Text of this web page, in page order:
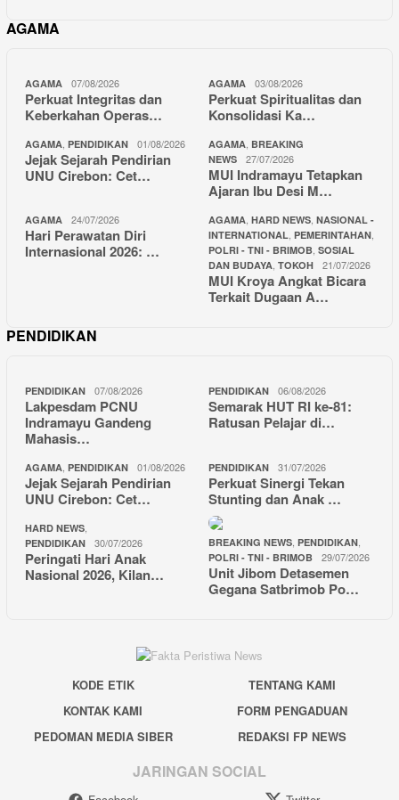
AGAMA
AGAMA 07/08/2026
Perkuat Integritas dan
Keberkahan Operas…
AGAMA 03/08/2026
Perkuat Spiritualitas dan
Konsolidasi Ka…
AGAMA PENDIDIKAN 01/08/2026
Jejak Sejarah Pendirian
UNU Cirebon: Cet…
AGAMA BREAKING
NEWS
27/07/2026
MUI Indramayu Tetapkan
Ajaran Ibu Desi M…
AGAMA 24/07/2026
Hari Perawatan Diri
Internasional 2026: …
AGAMA HARD NEWS NASIONAL -
INTERNATIONAL PEMERINTAHAN
POLRI - TNI - BRIMOB SOSIAL
DAN BUDAYA TOKOH 21/07/2026
MUI Kroya Angkat Bicara
Terkait Dugaan A…
PENDIDIKAN
PENDIDIKAN 07/08/2026
Lakpesdam PCNU
Indramayu Gandeng
Mahasis…
PENDIDIKAN 06/08/2026
Semarak HUT RI ke-81:
Ratusan Pelajar di…
AGAMA PENDIDIKAN 01/08/2026
Jejak Sejarah Pendirian
UNU Cirebon: Cet…
PENDIDIKAN 31/07/2026
Perkuat Sinergi Tekan
Stunting dan Anak …
HARD NEWS
PENDIDIKAN 30/07/2026
Peringati Hari Anak
Nasional 2026, Kilan…
BREAKING NEWS PENDIDIKAN
POLRI - TNI - BRIMOB 29/07/2026
Unit Jibom Detasemen
Gegana Satbrimob Po…
KODE ETIK
TENTANG KAMI
KONTAK KAMI
FORM PENGADUAN
PEDOMAN MEDIA SIBER
REDAKSI FP NEWS
JARINGAN SOCIAL